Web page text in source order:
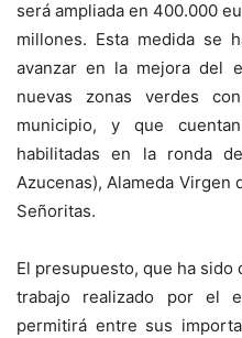
será ampliada en 400.000
millones. Esta medida se
avanzar en la mejora del
nuevas zonas verdes
municipio, y que
habilitadas en la ronda
Azucenas), Alameda Virgen
Señoritas.
El presupuesto, que ha sido
trabajo realizado por el
permitirá entre sus